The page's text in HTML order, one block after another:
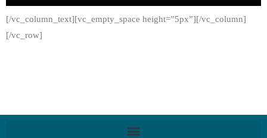
[/vc_column_text][vc_empty_space height=”5px”][/vc_column]
[/vc_row]